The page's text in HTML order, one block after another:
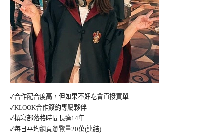
✓合作配合度高，但如果不好吃會直接買單
✓KLOOK合作簽約專屬夥伴
✓撰寫部落格時間長達14年
✓每日平均網頁瀏覽量20萬(連結)